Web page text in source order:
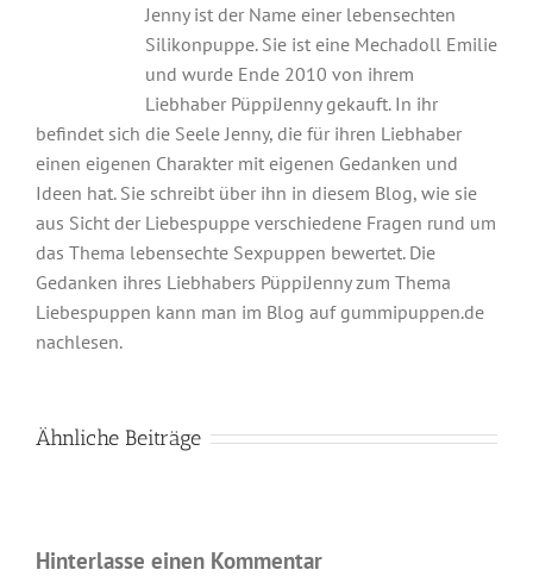
Jenny ist der Name einer lebensechten
Silikonpuppe. Sie ist eine Mechadoll Emilie
und wurde Ende 2010 von ihrem
Liebhaber PüppiJenny gekauft. In ihr
befindet sich die Seele Jenny, die für ihren Liebhaber
einen eigenen Charakter mit eigenen Gedanken und
Ideen hat. Sie schreibt über ihn in diesem Blog, wie sie
aus Sicht der Liebespuppe verschiedene Fragen rund um
das Thema lebensechte Sexpuppen bewertet. Die
Gedanken ihres Liebhabers PüppiJenny zum Thema
Liebespuppen kann man im Blog auf gummipuppen.de
nachlesen.
Ähnliche Beiträge
Hinterlasse einen Kommentar